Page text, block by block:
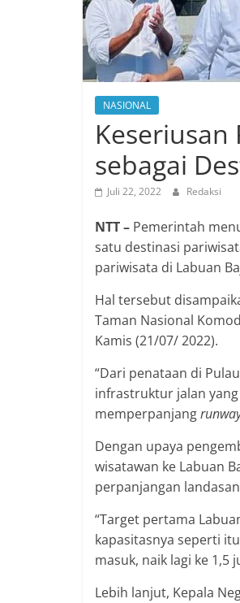
NASIONAL
sebagai
Juli 22, 2022 Redaksi
NTT – Pemerintah
satu destinasi
pariwisata di Labuan
Hal tersebut
Taman Nasional
Kamis (21/07/ 2022).
“Dari penataan di
infrastruktur jalan
memperpanjang
Dengan upaya
wisatawan ke Labuan
perpanjangan
“Target pertama
kapasitasnya seperti
masuk, naik lagi ke 1,5
Lebih lanjut, Kepala